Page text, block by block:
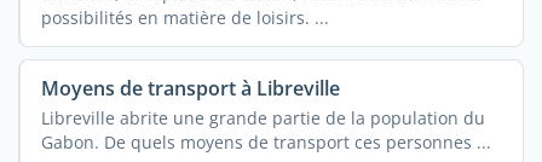
possibilités en matière de loisirs. ...
Moyens de transport à Libreville
Libreville abrite une grande partie de la population du
Gabon. De quels moyens de transport ces personnes ...